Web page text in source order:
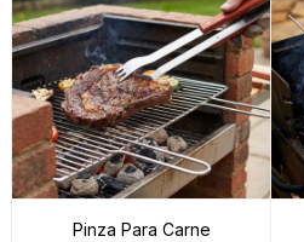
Pinza Para Carne